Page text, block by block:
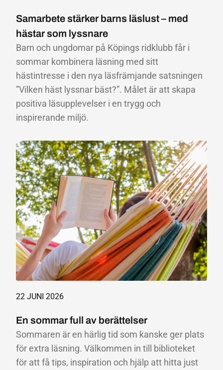
Samarbete stärker barns läslust – med
hästar som lyssnare
Barn och ungdomar på Köpings ridklubb får i
sommar kombinera läsning med sitt
hästintresse i den nya läsfrämjande satsningen
”Vilken häst lyssnar bäst?”. Målet är att skapa
positiva läsupplevelser i en trygg och
inspirerande miljö.
22 JUNI 2026
En sommar full av berättelser
Sommaren är en härlig tid som kanske ger plats
för extra läsning. Välkommen in till biblioteket
för att få tips, inspiration och hjälp att hitta just